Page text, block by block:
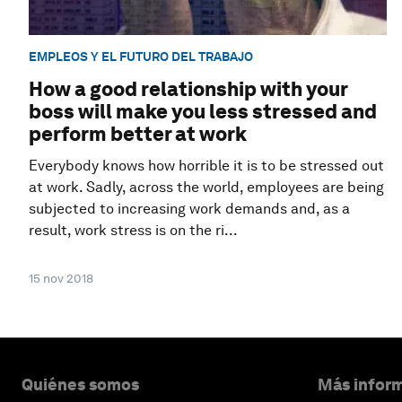
EMPLEOS Y EL FUTURO DEL TRABAJO
How a good relationship with your
boss will make you less stressed and
perform better at work
Everybody knows how horrible it is to be stressed out
at work. Sadly, across the world, employees are being
subjected to increasing work demands and, as a
result, work stress is on the ri...
15 nov 2018
Quiénes somos Más